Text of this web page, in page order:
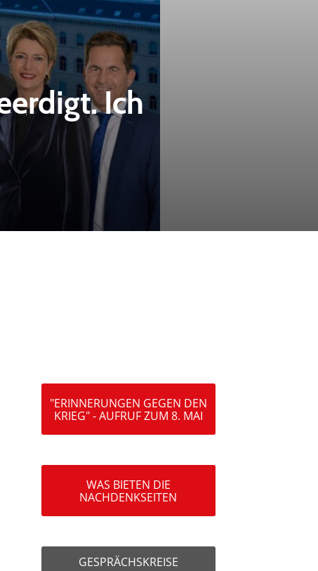
Ich
"ERINNERUNGEN GEGEN DEN
KRIEG" - AUFRUF ZUM 8. MAI
WAS BIETEN DIE
NACHDENKSEITEN
GESPRÄCHSKREISE